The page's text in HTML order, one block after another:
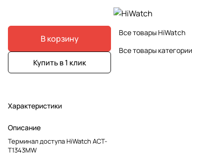
В корзину
Купить в 1 клик
Характеристики
Описание
Терминал доступа HiWatch ACT-
T1343MW
Все товары HiWatch
Все товары категории